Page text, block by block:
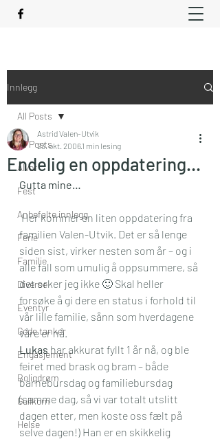
Innlegg
All Posts
Alvor
Fest
Anbefalte innlegg
Ferie
Familie
Diverse
Eventyr
Gode tanker
Engasjement
Boligdrøm
Gullkorn
Helse
All Posts
Endelig en oppdatering…
Astrid Valen-Utvik
23. okt. 20061 min lesing
Gutta mine…
Her kommer en liten oppdatering fra
familien Valen-Utvik. Det er så lenge
siden sist, virker nesten som år – og i
alle fall som umulig å oppsummere, så
det orker jeg ikke 🙂 Skal heller
forsøke å gi dere en status i forhold til
vår lille familie, sånn som hverdagene
våre er nå.
Lukas har akkurat fyllt 1 år nå, og ble
feiret med brask og bram – både
barnebursdag og familiebursdag
(samme dag, så vi var totalt utslitt
dagen etter, men koste oss fælt på
selve dagen!) Han er en skikkelig